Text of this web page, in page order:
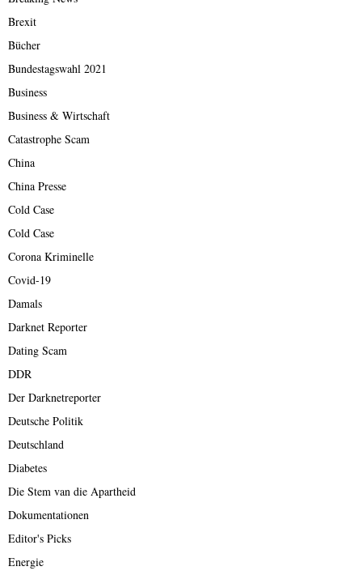
Brexit
Bücher
Bundestagswahl 2021
Business
Business & Wirtschaft
Catastrophe Scam
China
China Presse
Cold Case
Cold Case
Corona Kriminelle
Covid-19
Damals
Darknet Reporter
Dating Scam
DDR
Der Darknetreporter
Deutsche Politik
Deutschland
Diabetes
Die Stem van die Apartheid
Dokumentationen
Editor's Picks
Energie